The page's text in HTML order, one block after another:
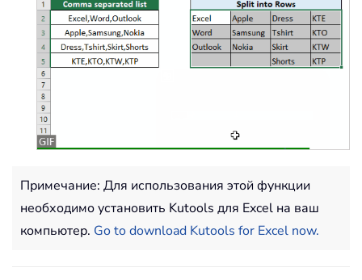
Примечание: Для использования этой функции
необходимо установить Kutools для Excel на ваш
компьютер. Go to download Kutools for Excel now.